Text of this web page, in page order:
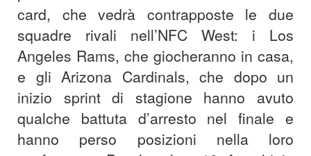
card, che vedrà contrapposte le due
squadre rivali nell’NFC West: i Los
Angeles Rams, che giocheranno in casa,
e gli Arizona Cardinals, che dopo un
inizio sprint di stagione hanno avuto
qualche battuta d’arresto nel finale e
hanno perso posizioni nella loro